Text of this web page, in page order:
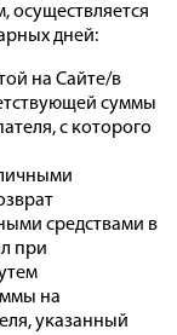
осуществляется
дней:
на Сайте/в
суммы
с которого
средствами в
при
на
указанный